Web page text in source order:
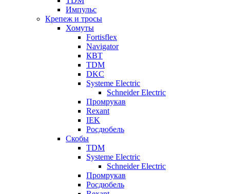
Импульс
Крепеж и тросы
Хомуты
Fortisflex
Navigator
КВТ
TDM
DKC
Systeme Electric
Schneider Electric
Промрукав
Rexant
IEK
Росдюбель
Скобы
TDM
Systeme Electric
Schneider Electric
Промрукав
Росдюбель